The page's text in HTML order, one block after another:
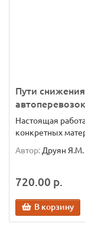
Пути
автоперевозок
Настоящая
конкретных
Автор: Друян Я.М.
720.00 р.
В корзину